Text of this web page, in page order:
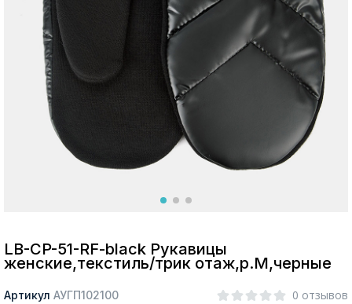
Москва
Да, все верно Изменить город
LB-CP-51-RF-black Рукавицы
женские,текстиль/трик отаж,р.M,черные
Артикул АУГП102100 0 отзывов